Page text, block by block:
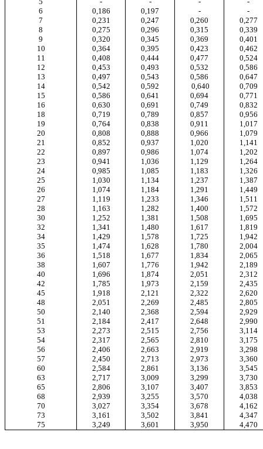
6
0,186 0,197 -
-
7
0,231 0,247 0,260
0,277
8
0,275 0,296 0,315
0,339
9
0,320 0,345 0,369
0,401
10
0,364 0,395 0,423
0,462
11
0,408 0,444 0,477
0,524
12
0,453 0,493 0,532
0,586
13
0,497 0,543 0,586
0,647
14
0,542 0,592 0,640
0,709
15
0,586 0,641 0,694
0,771
16
0,630 0,691 0,749
0,832
18
0,719 0,789 0,857
0,956
19
0,764 0,838 0,911
1,017
20
0,808 0,888 0,966
1,079
21
0,852 0,937 1,020
1,141
22
0,897 0,986 1,074
1,202
23
0,941 1,036 1,129
1,264
24
0,985 1,085 1,183
1,326
25
1,030 1,134 1,237
1,387
26
1,074 1,184 1,291
1,449
27
1,119 1,233 1,346
1,511
28
1,163 1,282 1,400
1,572
30
1,252 1,381 1,508
1,695
32
1,341 1,480 1,617
1,819
34
1,429 1,578 1,725
1,942
35
1,474 1,628 1,780
2,004
36
1,518 1,677 1,834
2,065
38
1,607 1,776 1,942
2,189
40
1,696 1,874 2,051
2,312
42
1,785 1,973 2,159
2,435
45
1,918 2,121 2,322
2,620
48
2,051 2,269 2,485
2,805
50
2,140 2,368 2,594
2,929
51
2,184 2,417 2,648
2,990
53
2,273 2,515 2,756
3,114
54
2,317 2,565 2,810
3,175
56
2,406 2,663 2,919
3,298
57
2,450 2,713 2,973
3,360
60
2,584 2,861 3,136
3,545
63
2,717 3,009 3,299
3,730
65
2,806 3,107 3,407
3,853
68
2,939 3,255 3,570
4,038
70
3,027 3,354 3,678
4,162
73
3,161 3,502 3,841
4,347
75
3,249 3,601 3,950 4,470